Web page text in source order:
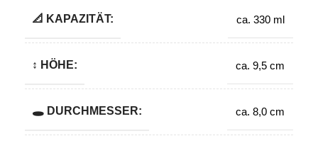
📐 KAPAZITÄT: ca. 330 ml
↕️ HÖHE: ca. 9,5 cm
🕳️ DURCHMESSER: ca. 8,0 cm